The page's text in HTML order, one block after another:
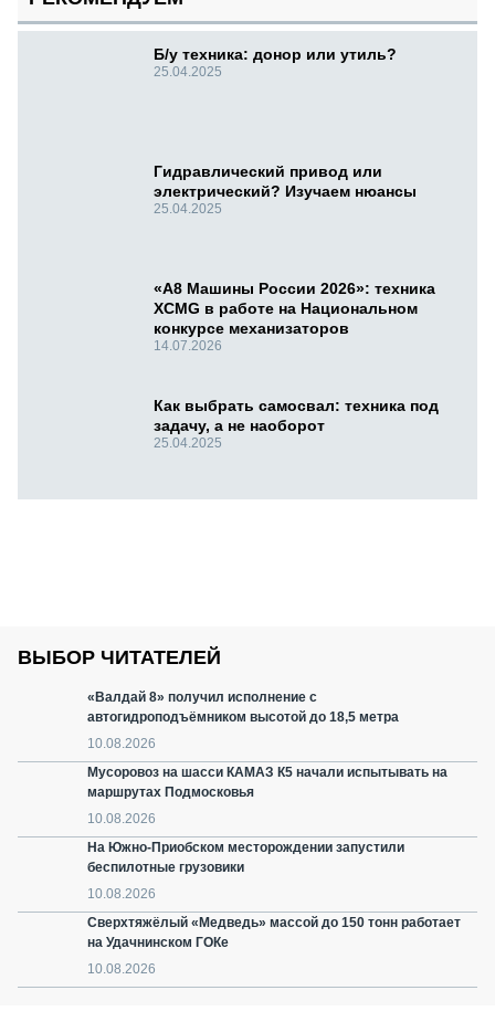
Б/у техника: донор или утиль?
25.04.2025
Гидравлический привод или
электрический? Изучаем нюансы
25.04.2025
«А8 Машины России 2026»: техника
XCMG в работе на Национальном
конкурсе механизаторов
14.07.2026
Как выбрать самосвал: техника под
задачу, а не наоборот
25.04.2025
ВЫБОР ЧИТАТЕЛЕЙ
«Валдай 8» получил исполнение с
автогидроподъёмником высотой до 18,5 метра
10.08.2026
Мусоровоз на шасси КАМАЗ К5 начали испытывать на
маршрутах Подмосковья
10.08.2026
На Южно-Приобском месторождении запустили
беспилотные грузовики
10.08.2026
Сверхтяжёлый «Медведь» массой до 150 тонн работает
на Удачнинском ГОКе
10.08.2026